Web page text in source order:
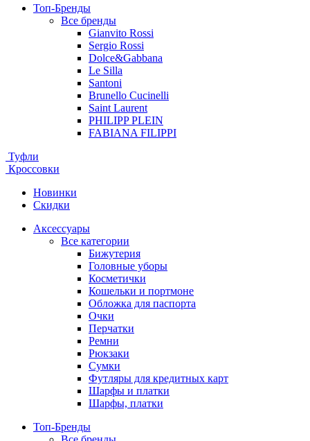
Топ-Бренды
Все бренды
Gianvito Rossi
Sergio Rossi
Dolce&Gabbana
Le Silla
Santoni
Brunello Cucinelli
Saint Laurent
PHILIPP PLEIN
FABIANA FILIPPI
Туфли
Кроссовки
Новинки
Скидки
Аксессуары
Все категории
Бижутерия
Головные уборы
Косметички
Кошельки и портмоне
Обложка для паспорта
Очки
Перчатки
Ремни
Рюкзаки
Сумки
Футляры для кредитных карт
Шарфы и платки
Шарфы, платки
Топ-Бренды